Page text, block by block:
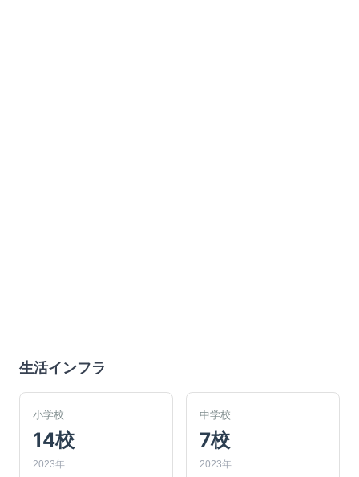
生活インフラ
小学校
14校
2023年
中学校
7校
2023年